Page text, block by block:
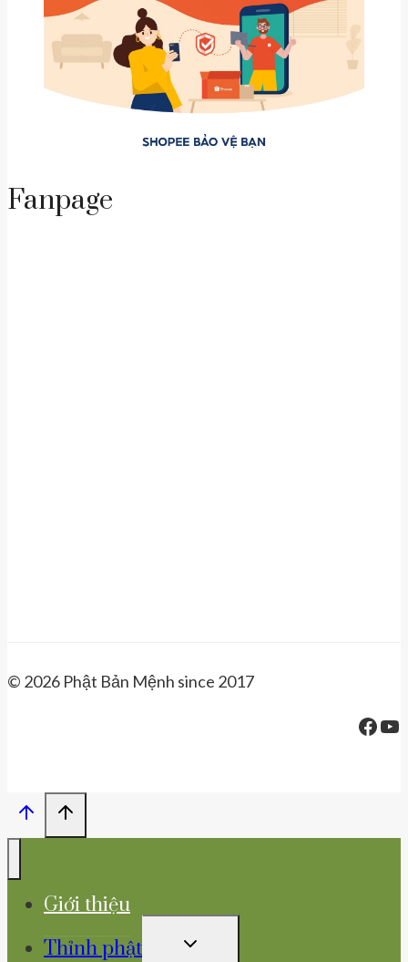
Fanpage
© 2026 Phật Bản Mệnh since 2017
Giới thiệu
Thỉnh phật
TOGGLE